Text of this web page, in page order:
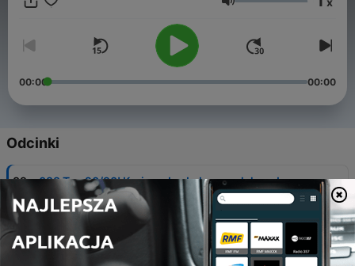
neue Perspektiven auf, die dich erfolgreicher und glücklicher
machen inschaAllah.
Głośność
00:00 00:00
Odcinki
89 - 088 Tag 20/90! Kreiere das Leben, welches du
leben willst, an den freien Tagen!
08 cze 2024
88 -
087-Tag 10/90 Mit Erschwernis kommt
Erleichterung